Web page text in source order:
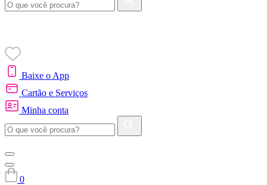
Baixe o App
Cartão e Serviços
Minha conta
0